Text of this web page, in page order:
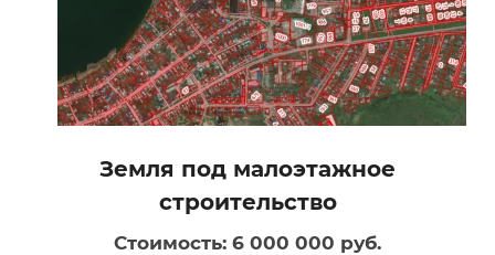
Земля под малоэтажное
строительство
Стоимость: 6 000 000 руб.